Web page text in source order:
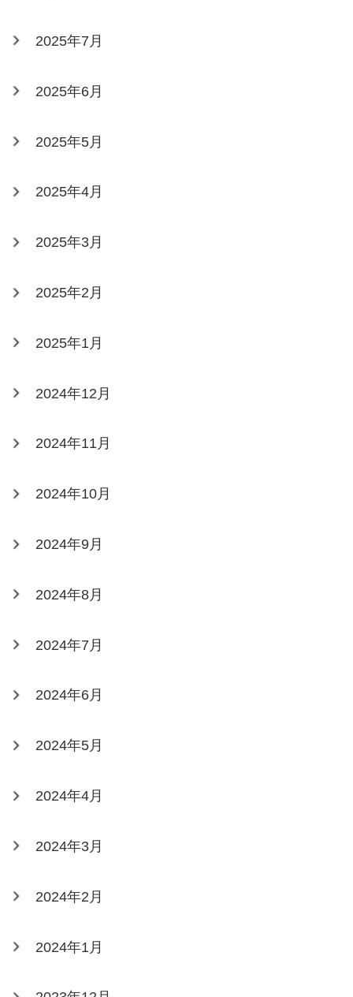
2025年7月
2025年6月
2025年5月
2025年4月
2025年3月
2025年2月
2025年1月
2024年12月
2024年11月
2024年10月
2024年9月
2024年8月
2024年7月
2024年6月
2024年5月
2024年4月
2024年3月
2024年2月
2024年1月